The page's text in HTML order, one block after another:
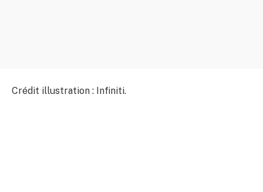
Crédit illustration : Infiniti.